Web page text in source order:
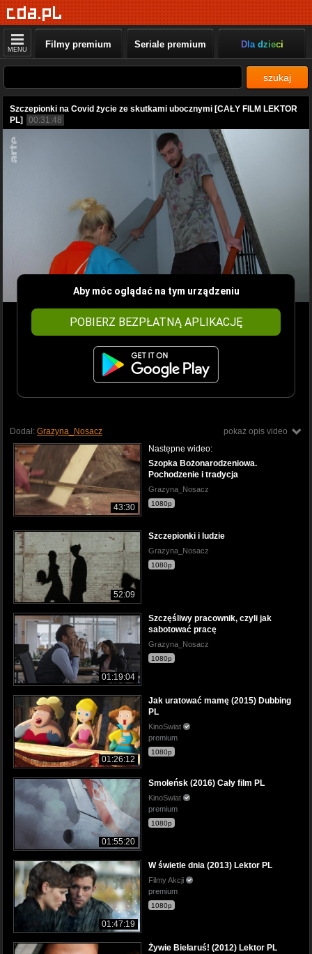
MENU Filmy premium Seriale premium Dla dzieci
szukaj
Szczepionki na Covid życie ze skutkami ubocznymi [CAŁY FILM LEKTOR
PL]
00:31:48
Aby móc oglądać na tym urządzeniu
POBIERZ BEZPŁATNĄ APLIKACJĘ
pokaż opis video
Dodał: Grazyna_Nosacz
43:30
Następne wideo:
Szopka Bożonarodzeniowa.
Pochodzenie i tradycja
Grazyna_Nosacz
1080p
52:09
Szczepionki i ludzie
Grazyna_Nosacz
1080p
01:19:04
Szczęśliwy pracownik, czyli jak
sabotować pracę
Grazyna_Nosacz
1080p
01:26:12
Jak uratować mamę (2015) Dubbing
PL
KinoSwiat
premium
1080p
01:55:20
Smoleńsk (2016) Cały film PL
KinoSwiat
premium
1080p
01:47:19
W świetle dnia (2013) Lektor PL
Filmy Akcji
premium
1080p
Żywie Biełaruś! (2012) Lektor PL